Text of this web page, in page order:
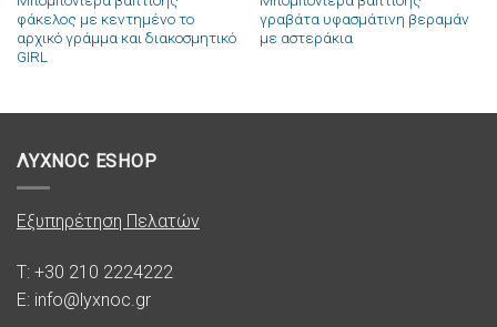
φάκελος με κεντημένο το
αρχικό γράμμα και διακοσμητικό
GIRL
γραβάτα υφασμάτινη βεραμάν
με αστεράκια
ΛΥΧΝΟC ESHOP
Εξυπηρέτηση Πελατών
T: +30 210 2224222
E: info@lyxnoc.gr